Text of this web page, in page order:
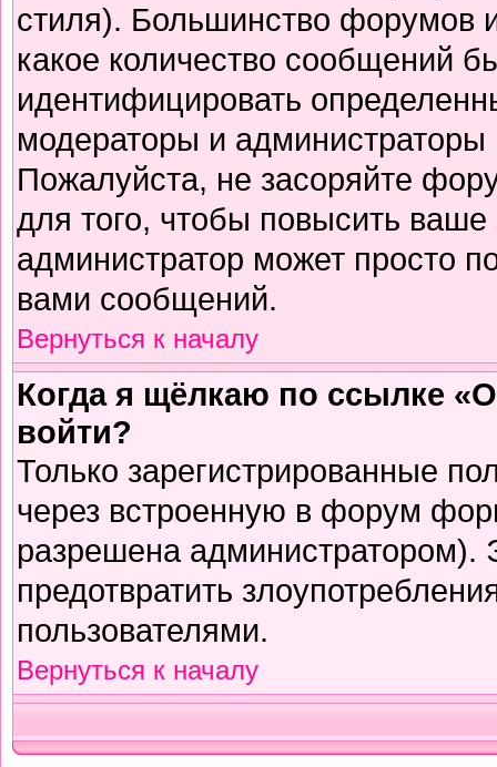
стиля). Большинство форумов
какое количество сообщений
идентифицировать
модераторы и
Пожалуйста, не засоряйте
для того, чтобы повысить
администратор может просто
вами сообщений.
Вернуться к началу
Когда я щёлкаю по ссылке
войти?
Только зарегистрированные
через встроенную в форум
разрешена администратором).
предотвратить
пользователями.
Вернуться к началу